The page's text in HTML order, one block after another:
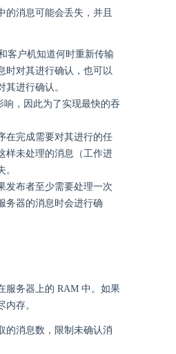
的消息可能会丢失，并且
客户机知道何时重新传输
时对其进行确认，也可以
进行确认。
响，因此为了实现最快的吞
在完成需要对其进行的任
样未处理的消息（工作进
发布者至少需要处理一次
务器的消息时会进行确
服务器上的 RAM 中。如果
存。
的消息数，限制未确认消